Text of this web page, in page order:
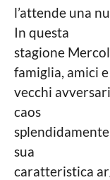
l’attende una
In questa
stagione
famiglia, amici e
vecchi
caos
sua
caratteristica